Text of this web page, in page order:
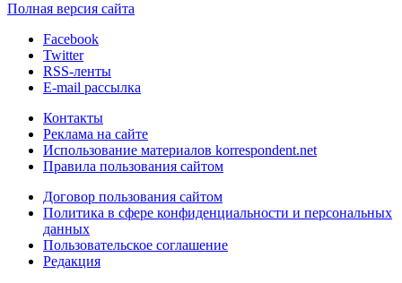
Полная версия сайта
Facebook
Twitter
RSS-ленты
E-mail рассылка
Контакты
Реклама на сайте
Использование материалов korrespondent.net
Правила пользования сайтом
Договор пользования сайтом
Политика в сфере конфиденциальности и персональных
данных
Пользовательское соглашение
Редакция